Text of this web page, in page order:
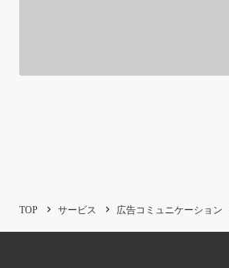
TOP サービス 広告コミュニケーション